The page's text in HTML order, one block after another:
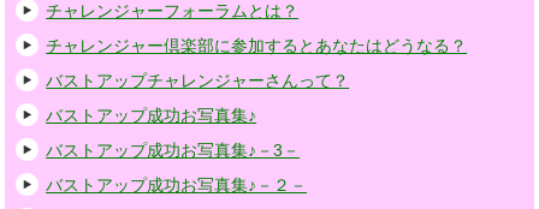
チャレンジャーフォーラムとは？
チャレンジャー倶楽部に参加するとあなたはどうなる？
バストアップチャレンジャーさんって？
バストアップ成功お写真集♪
バストアップ成功お写真集♪－3－
バストアップ成功お写真集♪－２－